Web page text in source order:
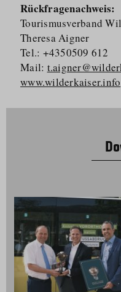
Rückfragenachweis:
Tourismusverband
Theresa Aigner
Tel.: +4350509 612
Mail:
www.wilderkaiser.info